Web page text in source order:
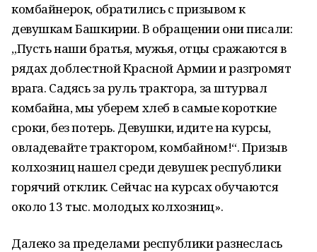
комбайнерок, обратились с призывом к
девушкам Башкирии. В обращении они писали:
„Пусть наши братья, мужья, отцы сражаются в
рядах доблестной Красной Армии и разгромят
врага. Садясь за руль трактора, за штурвал
комбайна, мы уберем хлеб в самые короткие
сроки, без потерь. Девушки, идите на курсы,
овладевайте трактором, комбайном!“. Призыв
колхозниц нашел среди девушек республики
горячий отклик. Сейчас на курсах обучаются
около 13 тыс. молодых колхозниц».
Далеко за пределами республики разнеслась